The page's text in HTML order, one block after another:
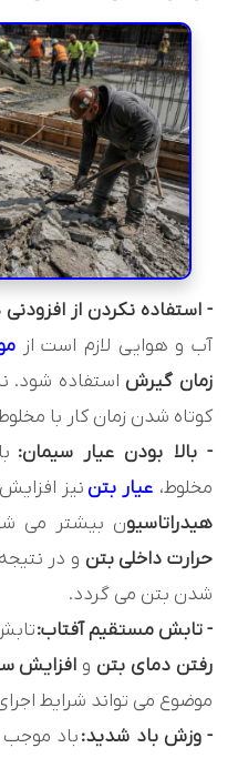
- استفاده نکردن از
آب و هوایی لازم است از
زمان گیرش استفاده شود.
کوتاه شدن زمان کار با
- بالا بودن عیار سیمان:
مخلوط، عیار بتن نیز
هیدراتاسیون بیشتر می‌
حرارت داخلی بتن و در
شدن بتن می گردد.
- تابش مستقیم آفتاب:
رفتن دمای بتن و افزایش
موضوع می تواند شرایط
- وزش باد شدید:باد